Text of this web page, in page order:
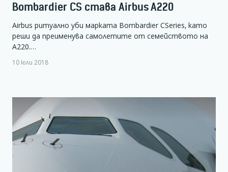
Bombardier CS става Airbus A220
Airbus ритуално уби марката Bombardier CSeries, като
реши да преименува самолетите от семейството на
А220.…
10 юли 2018